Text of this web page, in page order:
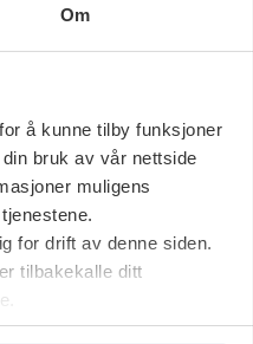
Om
å kunne tilby funksjoner
bruk av vår nettside
muligens
for drift av denne siden.
tilbakekalle ditt